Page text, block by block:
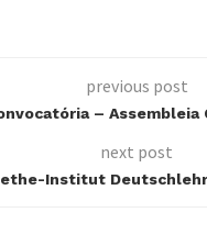
previous post
– Assembleia
next post
Institut